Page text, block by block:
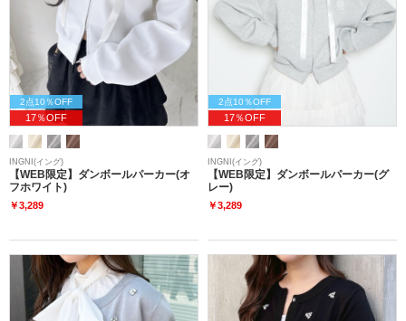
2点10％OFF
17％OFF
INGNI(イング)
【WEB限定】ダンボールパーカー(オ
フホワイト)
￥3,289
2点10％OFF
17％OFF
INGNI(イング)
【WEB限定】ダンボールパーカー(グ
レー)
￥3,289